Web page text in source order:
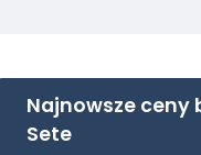
Najnowsze ceny
Sete